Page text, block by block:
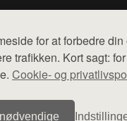
for at forbedre
trafikken. Kort sagt:
Cookie- og
fra denne side - vi